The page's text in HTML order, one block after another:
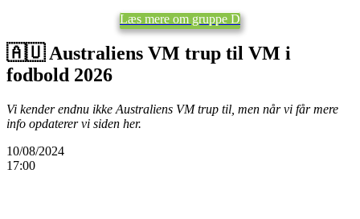
Læs mere om gruppe D
🇦🇺 Australiens VM trup til VM i
fodbold 2026
Vi kender endnu ikke Australiens VM trup til, men når vi får mere
info opdaterer vi siden her.
10/08/2024
17:00